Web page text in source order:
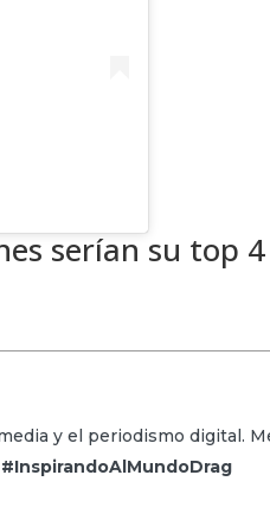
serían su top 4
y el periodismo digital.
#InspirandoAlMundoDrag